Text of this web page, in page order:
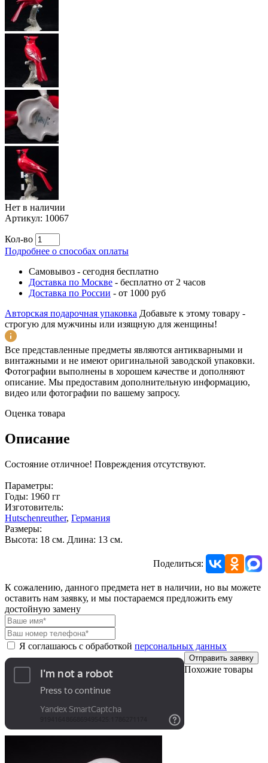
Нет в наличии
Артикул: 10067
Кол-во
Подробнее о способах оплаты
Самовывоз - сегодня бесплатно
Доставка по Москве - бесплатно от 2 часов
Доставка по России - от 1000 руб
Авторская подарочная упаковка Добавьте к этому товару -
строгую для мужчины или изящную для женщины!
Все представленные предметы являются антикварными и
винтажными и не имеют оригинальной заводской упаковки.
Фотографии выполнены в хорошем качестве и дополняют
описание. Мы предоставим дополнительную информацию,
видео или фотографии по вашему запросу.
Оценка товара
Описание
Состояние отличное! Повреждения отсутствуют.
Параметры:
Годы: 1960 гг
Изготовитель:
Hutschenreuther, Германия
Размеры:
Высота: 18 см. Длина: 13 см.
Поделиться:
К сожалению, данного предмета нет в наличии, но вы можете
оставить нам заявку, и мы постараемся предложить ему
достойную замену
Я соглашаюсь с обработкой персональных данных
Отправить заявку
Похожие товары